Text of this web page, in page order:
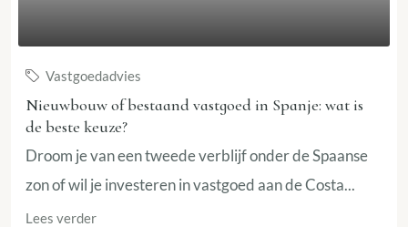
Vastgoedadvies
Nieuwbouw of bestaand vastgoed in Spanje: wat is
de beste keuze?
Droom je van een tweede verblijf onder de Spaanse
zon of wil je investeren in vastgoed aan de Costa...
Lees verder